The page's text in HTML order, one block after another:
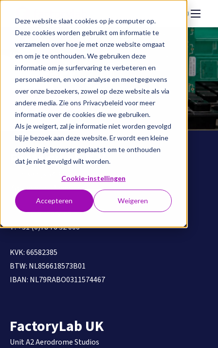
Deze website slaat cookies op je computer op.
Deze cookies worden gebruikt om informatie te
verzamelen over hoe je met onze website omgaat
en om je te onthouden. We gebruiken deze
informatie om je surfervaring te verbeteren en
personaliseren, en voor analyse en meetgegevens
over onze bezoekers, zowel op deze website als via
andere media. Zie ons Privacybeleid voor meer
informatie over de cookies die we gebruiken.
Als je weigert, zal je informatie niet worden gevolgd
bij je bezoek aan deze website. Er wordt een kleine
cookie in je browser geplaatst om te onthouden
dat je niet gevolgd wilt worden.
Cookie-instellingen
Accepteren Weigeren
Oplossingen
Support
Over FactoryLab
Contact
Webshop
+31(0) 78 76 32 000
Plan een call
Waarmee kunnen we helpen?
Contact
Plan een call
FactoryLab B.V.
Lindtsedijk 54 3336LE
Zwijndrecht, Nederland
info@factorylab.nl
T: +31 (0)78 76 32 000
KVK: 66582385
BTW: NL856618573B01
IBAN: NL79RABO0311574467
FactoryLab UK
Unit A2 Aerodrome Studios